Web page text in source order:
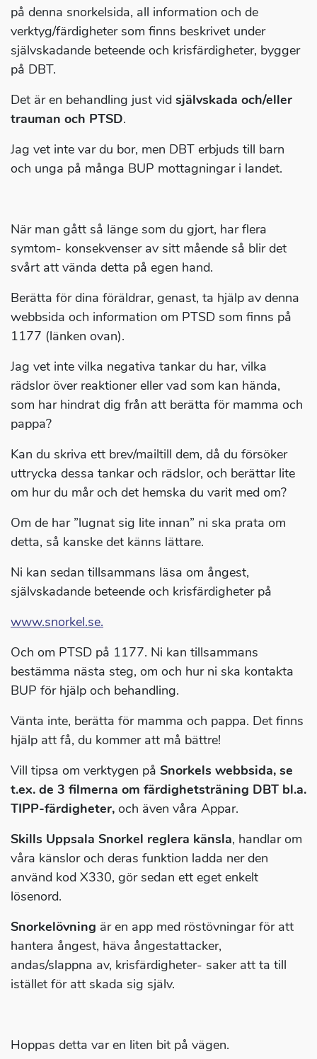
på denna snorkelsida, all information och de
verktyg/färdigheter som finns beskrivet under
självskadande beteende och krisfärdigheter, bygger
på DBT.
Det är en behandling just vid självskada och/eller
trauman och PTSD.
Jag vet inte var du bor, men DBT erbjuds till barn
och unga på många BUP mottagningar i landet.
När man gått så länge som du gjort, har flera
symtom- konsekvenser av sitt mående så blir det
svårt att vända detta på egen hand.
Berätta för dina föräldrar, genast, ta hjälp av denna
webbsida och information om PTSD som finns på
1177 (länken ovan).
Jag vet inte vilka negativa tankar du har, vilka
rädslor över reaktioner eller vad som kan hända,
som har hindrat dig från att berätta för mamma och
pappa?
Kan du skriva ett brev/mailtill dem, då du försöker
uttrycka dessa tankar och rädslor, och berättar lite
om hur du mår och det hemska du varit med om?
Om de har ”lugnat sig lite innan” ni ska prata om
detta, så kanske det känns lättare.
Ni kan sedan tillsammans läsa om ångest,
självskadande beteende och krisfärdigheter på
www.snorkel.se.
Och om PTSD på 1177. Ni kan tillsammans
bestämma nästa steg, om och hur ni ska kontakta
BUP för hjälp och behandling.
Vänta inte, berätta för mamma och pappa. Det finns
hjälp att få, du kommer att må bättre!
Vill tipsa om verktygen på Snorkels webbsida, se
t.ex. de 3 filmerna om färdighetsträning DBT bl.a.
TIPP-färdigheter, och även våra Appar.
Skills Uppsala Snorkel reglera känsla, handlar om
våra känslor och deras funktion ladda ner den
använd kod X330, gör sedan ett eget enkelt
lösenord.
Snorkelövning är en app med röstövningar för att
hantera ångest, häva ångestattacker,
andas/slappna av, krisfärdigheter- saker att ta till
istället för att skada sig själv.
Hoppas detta var en liten bit på vägen.